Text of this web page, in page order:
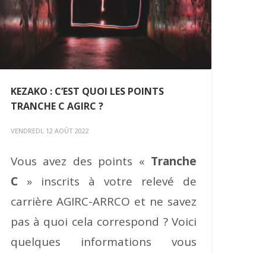
KEZAKO : C’EST QUOI LES POINTS
TRANCHE C AGIRC ?
VENDREDI, 12 AOÛT 2022
Vous avez des points « Tranche
C» inscrits à votre relevé de
carrière AGIRC-ARRCO et ne savez
pas à quoi cela correspond ? Voici
quelques informations vous